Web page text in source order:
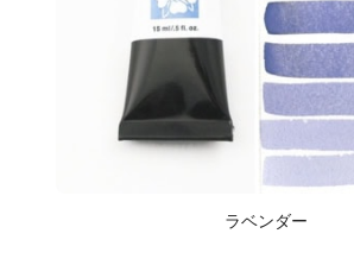
ラベンダー